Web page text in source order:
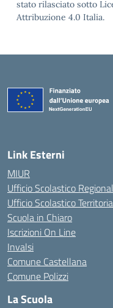
stato rilasciato sotto
Attribuzione 4.0 Italia.
Link Esterni
MIUR
Ufficio Scolastico
Ufficio Scolastico
Scuola in Chiaro
Iscrizioni On Line
Invalsi
Comune Castellana
Comune Polizzi
La Scuola